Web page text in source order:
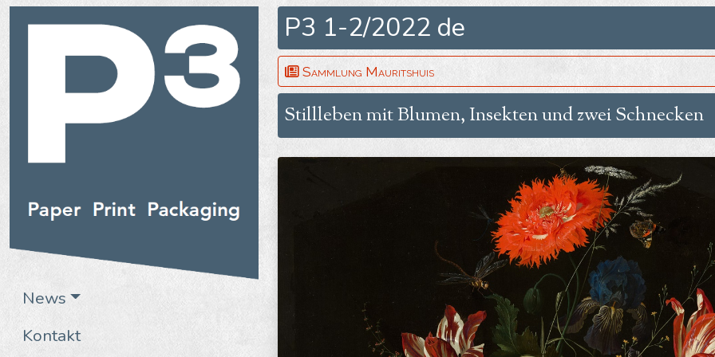
News
Kontakt
P3 1-2/2022 de
Sammlung Mauritshuis
Stillleben mit Blumen, Insekten und zwei Schnecken